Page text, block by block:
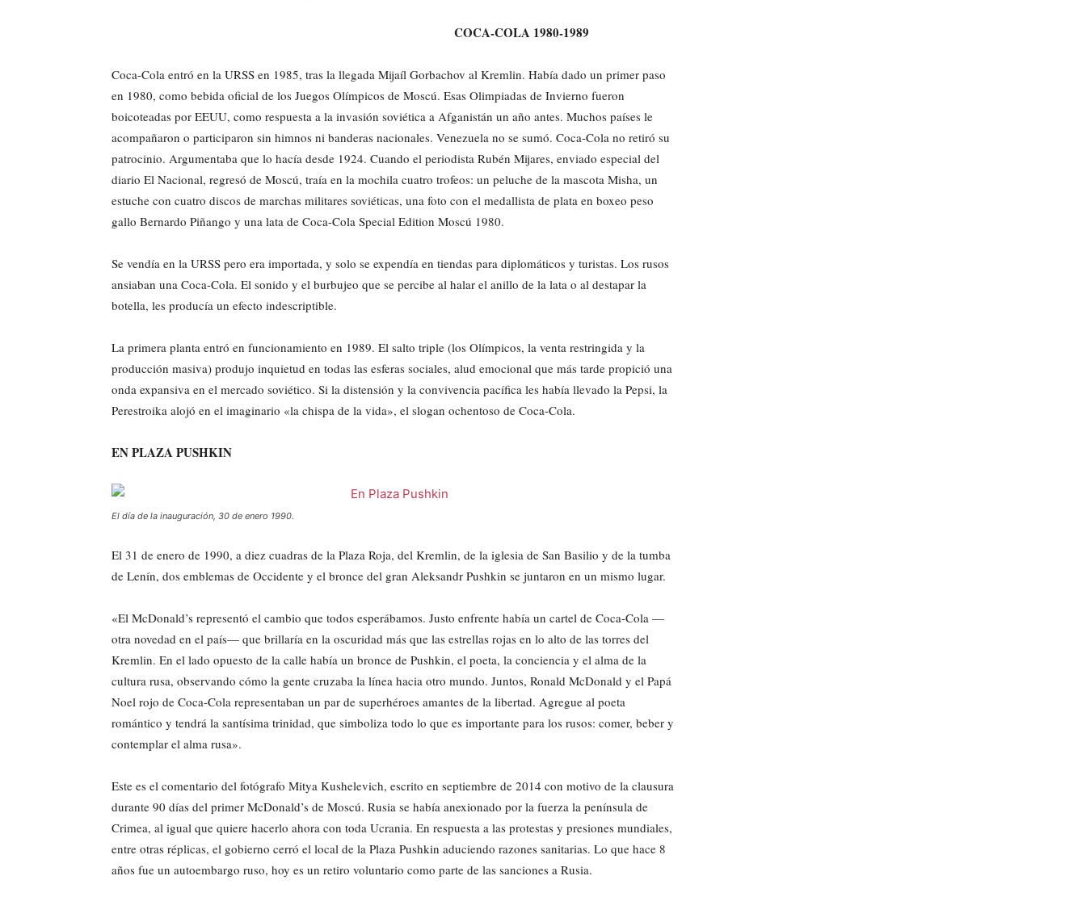
COCA-COLA 1980-1989
Coca-Cola entró en la URSS en 1985, tras la llegada Mijaíl Gorbachov al Kremlin. Había dado un primer paso
en 1980, como bebida oficial de los Juegos Olímpicos de Moscú. Esas Olimpiadas de Invierno fueron
boicoteadas por EEUU, como respuesta a la invasión soviética a Afganistán un año antes. Muchos países le
acompañaron o participaron sin himnos ni banderas nacionales. Venezuela no se sumó. Coca-Cola no retiró su
patrocinio. Argumentaba que lo hacía desde 1924. Cuando el periodista Rubén Mijares, enviado especial del
diario El Nacional, regresó de Moscú, traía en la mochila cuatro trofeos: un peluche de la mascota Misha, un
estuche con cuatro discos de marchas militares soviéticas, una foto con el medallista de plata en boxeo peso
gallo Bernardo Piñango y una lata de Coca-Cola Special Edition Moscú 1980.
Se vendía en la URSS pero era importada, y solo se expendía en tiendas para diplomáticos y turistas. Los rusos
ansiaban una Coca-Cola. El sonido y el burbujeo que se percibe al halar el anillo de la lata o al destapar la
botella, les producía un efecto indescriptible.
La primera planta entró en funcionamiento en 1989. El salto triple (los Olímpicos, la venta restringida y la
producción masiva) produjo inquietud en todas las esferas sociales, alud emocional que más tarde propició una
onda expansiva en el mercado soviético. Si la distensión y la convivencia pacífica les había llevado la Pepsi, la
Perestroika alojó en el imaginario «la chispa de la vida», el slogan ochentoso de Coca-Cola.
EN PLAZA PUSHKIN
El día de la inauguración, 30 de enero 1990.
El 31 de enero de 1990, a diez cuadras de la Plaza Roja, del Kremlin, de la iglesia de San Basilio y de la tumba
de Lenín, dos emblemas de Occidente y el bronce del gran Aleksandr Pushkin se juntaron en un mismo lugar.
«El McDonald’s representó el cambio que todos esperábamos. Justo enfrente había un cartel de Coca-Cola —
otra novedad en el país— que brillaría en la oscuridad más que las estrellas rojas en lo alto de las torres del
Kremlin. En el lado opuesto de la calle había un bronce de Pushkin, el poeta, la conciencia y el alma de la
cultura rusa, observando cómo la gente cruzaba la línea hacia otro mundo. Juntos, Ronald McDonald y el Papá
Noel rojo de Coca-Cola representaban un par de superhéroes amantes de la libertad. Agregue al poeta
romántico y tendrá la santísima trinidad, que simboliza todo lo que es importante para los rusos: comer, beber y
contemplar el alma rusa».
Este es el comentario del fotógrafo Mitya Kushelevich, escrito en septiembre de 2014 con motivo de la clausura
durante 90 días del primer McDonald’s de Moscú. Rusia se había anexionado por la fuerza la península de
Crimea, al igual que quiere hacerlo ahora con toda Ucrania. En respuesta a las protestas y presiones mundiales,
entre otras réplicas, el gobierno cerró el local de la Plaza Pushkin aduciendo razones sanitarias. Lo que hace 8
años fue un autoembargo ruso, hoy es un retiro voluntario como parte de las sanciones a Rusia.